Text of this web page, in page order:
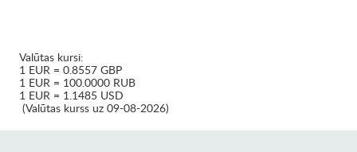
Valūtas kursi:
1 EUR = 0.8557 GBP
1 EUR = 100.0000 RUB
1 EUR = 1.1485 USD
(Valūtas kurss uz 09-08-2026)